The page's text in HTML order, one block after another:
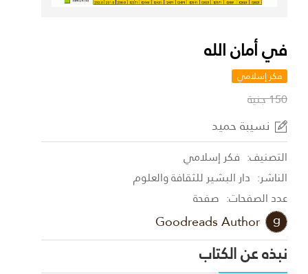
في أمان الله
فكر إسلامي
150 جنية
نسيبة حميد
التصنيف: فكر إسلامي
الناشر: دار البشير للثقافة والعلوم
عدد الصفحات: صفحة
Goodreads Author
نبذه عن الكتاب